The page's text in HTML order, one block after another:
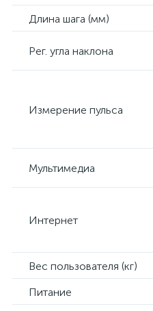
Длина шага (мм)
Рег. угла наклона
Измерение пульса
Мультимедиа
Интернет
Вес пользователя (кг)
Питание